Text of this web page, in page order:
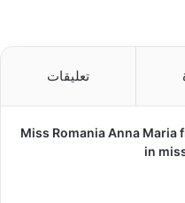
تعليقات
Miss Romania Anna Maria
in